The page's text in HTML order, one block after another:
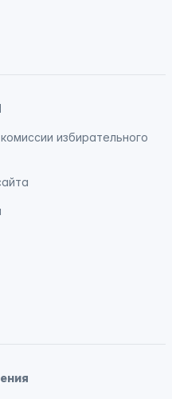
избирательного